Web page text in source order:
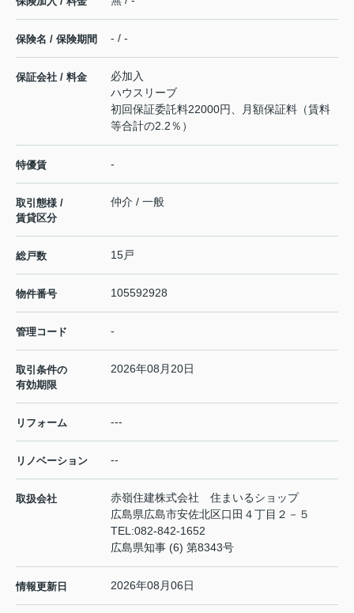
保険名 / 保険期間 - / -
保証会社 / 料金
必加入
ハウスリーブ
初回保証委託料22000円、月額保証料（賃料
等合計の2.2％）
特優賃 -
取引態様 /
賃貸区分
仲介 / 一般
総戸数 15戸
物件番号 105592928
管理コード -
取引条件の
有効期限
2026年08月20日
リフォーム ---
リノベーション --
取扱会社
赤嶺住建株式会社 住まいるショップ
広島県広島市安佐北区口田４丁目２－５
TEL:082-842-1652
広島県知事 (6) 第8343号
情報更新日 2026年08月06日